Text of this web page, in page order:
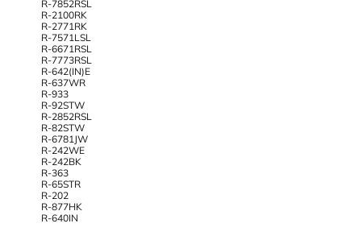
R-7852RSL
R-2100RK
R-2771RK
R-7571LSL
R-6671RSL
R-7773RSL
R-642(IN)E
R-637WR
R-933
R-92STW
R-2852RSL
R-82STW
R-6781JW
R-242WE
R-242BK
R-363
R-65STR
R-202
R-877HK
R-640IN